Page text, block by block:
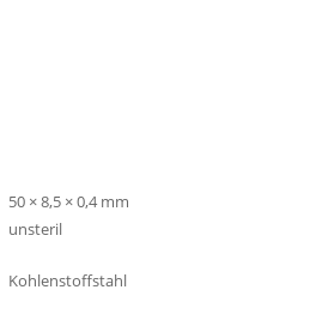
50 × 8,5 × 0,4 mm
unsteril
Kohlenstoffstahl